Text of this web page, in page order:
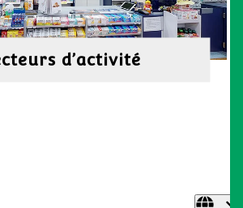
d’activité